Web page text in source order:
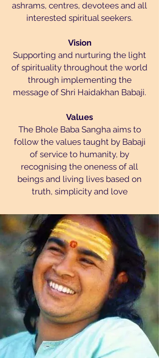
ashrams, centres, devotees and all
interested spiritual seekers.
Vision
Supporting and nurturing the light
of spirituality throughout the world
through implementing the
message of Shri Haidakhan Babaji.
Values
The Bhole Baba Sangha aims to
follow the values taught by Babaji
of service to humanity, by
recognising the oneness of all
beings and living lives based on
truth, simplicity and love